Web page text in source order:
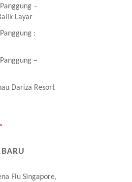
–
Layar
:
–
Dariza Resort
Flu Singapore,